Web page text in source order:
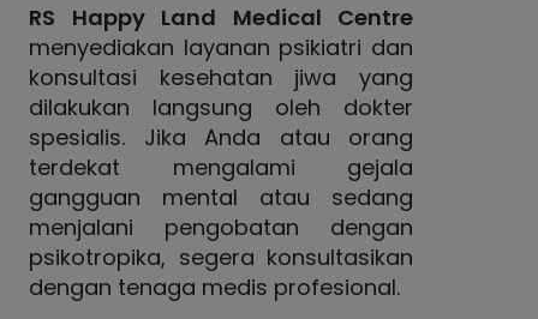
RS Happy Land Medical Centre
menyediakan layanan psikiatri dan
konsultasi kesehatan jiwa yang
dilakukan langsung oleh dokter
spesialis. Jika Anda atau orang
terdekat mengalami gejala
gangguan mental atau sedang
menjalani pengobatan dengan
psikotropika, segera konsultasikan
dengan tenaga medis profesional.